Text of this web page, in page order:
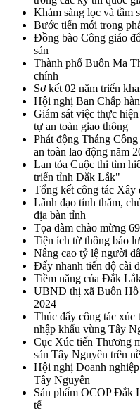
Khám sàng lọc và tầm
Bước tiến mới trong
Đồng bào Công giáo
sản
Thành phố Buôn Ma
chính
Sơ kết 02 năm triển
Hội nghị Ban Chấp
Giám sát việc thực
tự an toàn giao thông
Phát động Tháng
an toàn lao động năm
Lan tỏa Cuộc thi tìm
triển tỉnh Đắk Lắk"
Tổng kết công tác
Lãnh đạo tỉnh thăm,
địa bàn tỉnh
Tọa đàm chào mừng
Tiện ích từ thông báo
Nâng cao tỷ lệ người
Đẩy nhanh tiến độ cài
Tiềm năng của Đắk
UBND thị xã Buôn Hồ
2024
Thúc đẩy công tác xúc
nhập khẩu vùng Tây
Cục Xúc tiến Thương
sản Tây Nguyên trên
Hội nghị Doanh
Tây Nguyên
Sản phẩm OCOP Đắk
tế